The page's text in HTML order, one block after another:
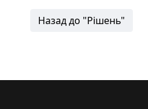
Назад до "Рішень"